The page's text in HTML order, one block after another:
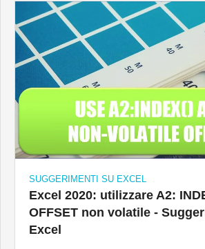
SUGGERIMENTI SU EXCEL
Excel 2020: utilizzare A2:
OFFSET non volatile -
Excel